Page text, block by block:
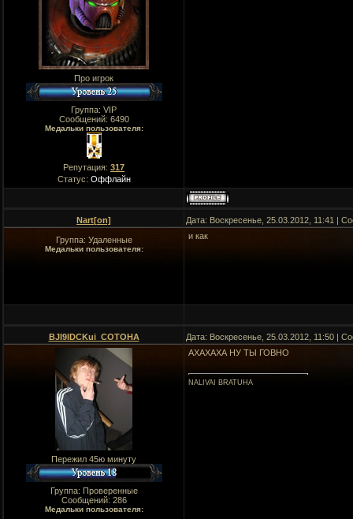
Про игрок
Группа: VIP
Сообщений: 6490
Медальки пользователя:
Репутация: 317
Статус: Оффлайн
Nart[on] Дата: Воскресенье, 25.03.2012, 11:41 |
Группа: Удаленные
Медальки пользователя:
и как
BJI9IDCKui_COTOHA Дата: Воскресенье, 25.03.2012, 11:50 |
Пережил 45ю минуту
Группа: Проверенные
Сообщений: 286
Медальки пользователя:
АХАХАХА НУ ТЫ ГОВНО
NALIVAI BRATUHA